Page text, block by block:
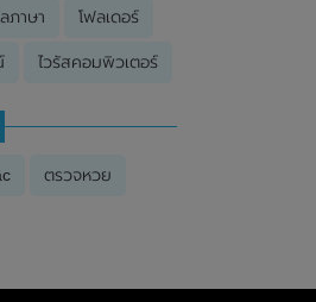
ภาษา โฟลเดอร์
ไวรัสคอมพิวเตอร์
ตรวจหวย